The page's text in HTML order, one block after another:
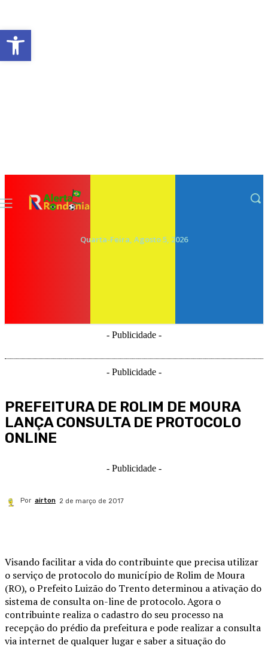
Quarta-Feira, Agosto 5, 2026
- Publicidade -
- Publicidade -
PREFEITURA DE ROLIM DE MOURA
LANÇA CONSULTA DE PROTOCOLO
ONLINE
- Publicidade -
Por airton 2 de março de 2017
Visando facilitar a vida do contribuinte que precisa utilizar
o serviço de protocolo do município de Rolim de Moura
(RO), o Prefeito Luizão do Trento determinou a ativação do
sistema de consulta on-line de protocolo. Agora o
contribuinte realiza o cadastro do seu processo na
recepção do prédio da prefeitura e pode realizar a consulta
via internet de qualquer lugar e saber a situação do
Abrir a barra de ferramentas